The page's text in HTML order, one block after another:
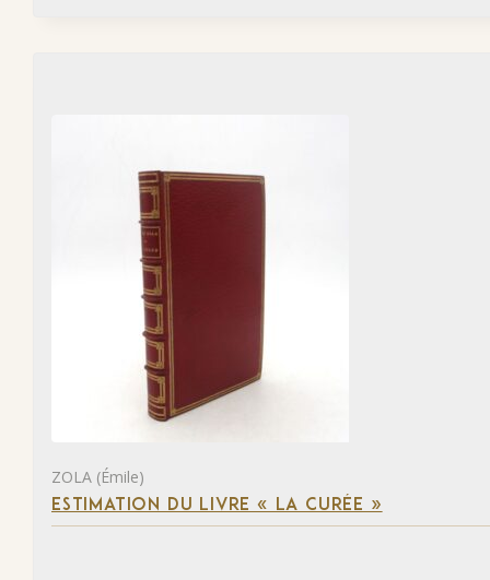
ZOLA (Émile)
ESTIMATION DU LIVRE « LA CURÉE »